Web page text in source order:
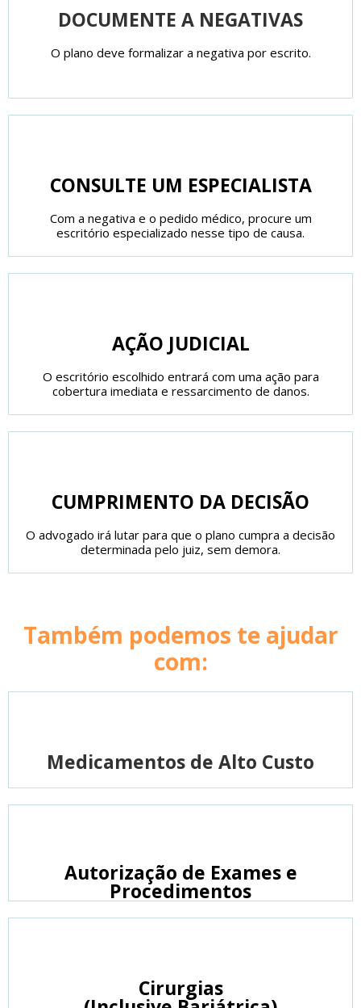
DOCUMENTE A NEGATIVAS
O plano deve formalizar a negativa por escrito.
CONSULTE UM ESPECIALISTA
Com a negativa e o pedido médico, procure um
escritório especializado nesse tipo de causa.
AÇÃO JUDICIAL
O escritório escolhido entrará com uma ação para
cobertura imediata e ressarcimento de danos.
CUMPRIMENTO DA DECISÃO
O advogado irá lutar para que o plano cumpra a decisão
determinada pelo juiz, sem demora.
Também podemos te ajudar
com:
Medicamentos de Alto Custo
Autorização de Exames e
Procedimentos
Cirurgias